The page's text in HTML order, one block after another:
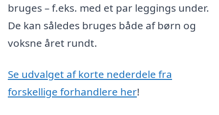
bruges – f.eks. med et par leggings under.
De kan således bruges både af børn og
voksne året rundt.
Se udvalget af korte nederdele fra
forskellige forhandlere her!